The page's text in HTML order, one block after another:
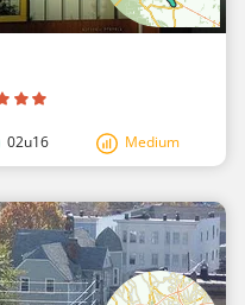
02u16 Medium